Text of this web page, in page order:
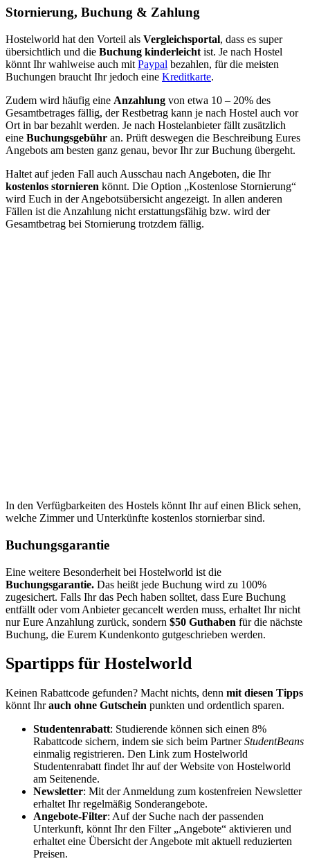
Stornierung, Buchung & Zahlung
Hostelworld hat den Vorteil als Vergleichsportal, dass es super
übersichtlich und die Buchung kinderleicht ist. Je nach Hostel
könnt Ihr wahlweise auch mit Paypal bezahlen, für die meisten
Buchungen braucht Ihr jedoch eine Kreditkarte.
Zudem wird häufig eine Anzahlung von etwa 10 – 20% des
Gesamtbetrages fällig, der Restbetrag kann je nach Hostel auch vor
Ort in bar bezahlt werden. Je nach Hostelanbieter fällt zusätzlich
eine Buchungsgebühr an. Prüft deswegen die Beschreibung Eures
Angebots am besten ganz genau, bevor Ihr zur Buchung übergeht.
Haltet auf jeden Fall auch Ausschau nach Angeboten, die Ihr
kostenlos stornieren könnt. Die Option „Kostenlose Stornierung“
wird Euch in der Angebotsübersicht angezeigt. In allen anderen
Fällen ist die Anzahlung nicht erstattungsfähig bzw. wird der
Gesamtbetrag bei Stornierung trotzdem fällig.
In den Verfügbarkeiten des Hostels könnt Ihr auf einen Blick sehen,
welche Zimmer und Unterkünfte kostenlos stornierbar sind.
Buchungsgarantie
Eine weitere Besonderheit bei Hostelworld ist die
Buchungsgarantie. Das heißt jede Buchung wird zu 100%
zugesichert. Falls Ihr das Pech haben solltet, dass Eure Buchung
entfällt oder vom Anbieter gecancelt werden muss, erhaltet Ihr nicht
nur Eure Anzahlung zurück, sondern $50 Guthaben für die nächste
Buchung, die Eurem Kundenkonto gutgeschrieben werden.
Spartipps für Hostelworld
Keinen Rabattcode gefunden? Macht nichts, denn mit diesen Tipps
könnt Ihrauch ohne Gutschein punkten und ordentlich sparen.
Studentenrabatt: Studierende können sich einen 8%
Rabattcode sichern, indem sie sich beim PartnerStudentBeans
einmalig registrieren. Den Link zum Hostelworld
Studentenrabatt findet Ihr auf der Website von Hostelworld
am Seitenende.
Newsletter: Mit der Anmeldung zum kostenfreien Newsletter
erhaltet Ihr regelmäßig Sonderangebote.
Angebote-Filter: Auf der Suche nach der passenden
Unterkunft, könnt Ihr den Filter „Angebote“ aktivieren und
erhaltet eine Übersicht der Angebote mit aktuell reduzierten
Preisen.